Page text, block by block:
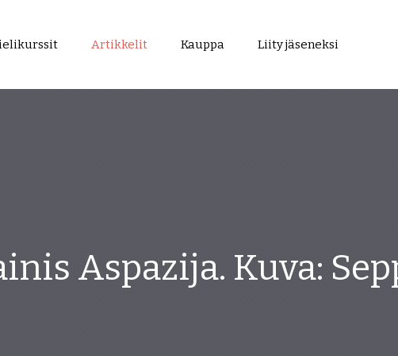
Artikkelit Kauppa Liity jäseneksi
Aspazija. Kuva: